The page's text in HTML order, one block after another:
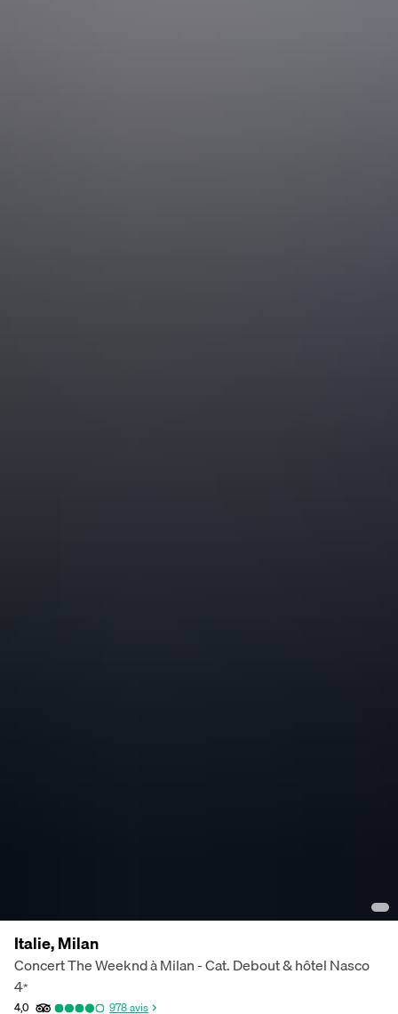
Italie, Milan
Concert The Weeknd à Milan - Cat. Debout & hôtel Nasco
4*
4,0 978avis